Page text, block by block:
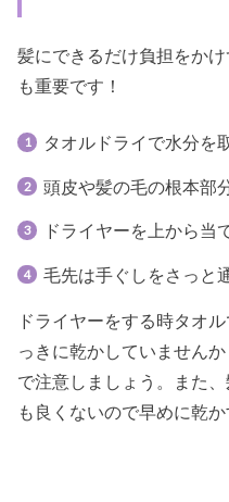
髪にできるだけ負担をか
も重要です！
タオルドライで水分を
頭皮や髪の毛の根本部
ドライヤーを上から当
毛先は手ぐしをさっと
ドライヤーをする時タオ
っきに乾かしていません
で注意しましょう。また
も良くないので早めに乾